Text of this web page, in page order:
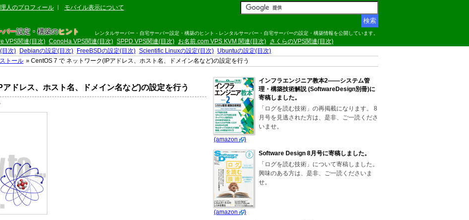
人のプロフィール モバイル表示について
バー設定・構築のヒント レンタルサーバー・自宅サーバー設定・構築のヒント - レンタルサーバー・自宅サーバーの設定・構築情報を公開しています。
VPS関連(目次) ConoHa VPS関連(目次) SPPD VPS関連(目次) お名前.com VPS KVM 関連(目次)
さくらのVPS関連(目次)
目次) Debianの設定(目次) FreeBSDの設定(目次) Scientific Linuxの設定(目次)
Ubuntuの設定(目次)
トール » CentOS 7 で ネットワーク(IPアドレス、ホスト名、ドメイン名など)の設定を行う
ドレス、ホスト名、ドメイン名など)の設定を行う
(amazon )
インフラエンジニア教本2――システム管
理・構築技術解説 (SoftwareDesign別冊)に
寄稿しました。
「ログを読む技術」の再掲載になります。 8
月号を見逃された方は、是非、ご一読くださ
いませ。
(amazon )
Software Design 8月号に寄稿しました。
「ログを読む技術」について寄稿しました。
興味のある方は、是非、ご一読くださいま
せ。